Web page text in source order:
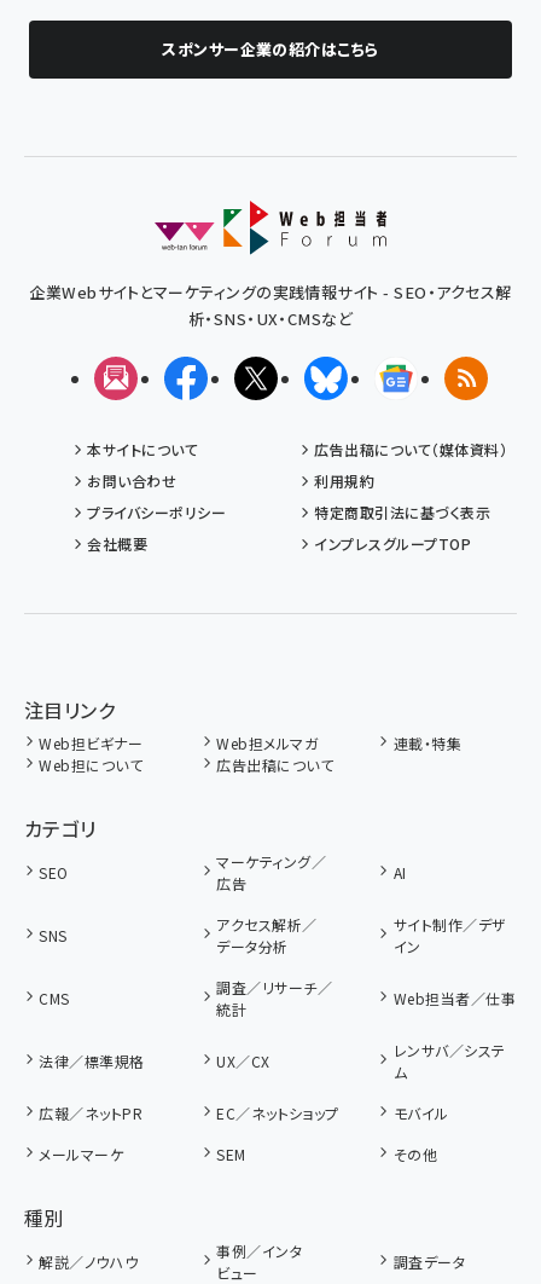
スポンサー企業の紹介はこちら
企業Webサイトとマーケティングの実践情報サイト - SEO・アクセス解
析・SNS・UX・CMSなど
メルマガFacebookX(エックス)BlueskyGoogleニュ
RSS
本サイトについて
広告出稿について（媒体資料）
お問い合わせ
利用規約
プライバシーポリシー
特定商取引法に基づく表示
会社概要
インプレスグループTOP
注目リンク
Web担ビギナー Web担メルマガ
連載・特集
Web担について
広告出稿について
カテゴリ
SEO
マーケティング／
広告
AI
SNS
アクセス解析／
データ分析
サイト制作／デザ
イン
CMS
調査／リサーチ／
統計
Web担当者／仕事
法律／標準規格 UX／CX
レンサバ／システ
ム
広報／ネットPR
EC／ネットショップ
モバイル
メールマーケ
SEM その他
種別
解説／ノウハウ
事例／インタ
ビュー
調査データ